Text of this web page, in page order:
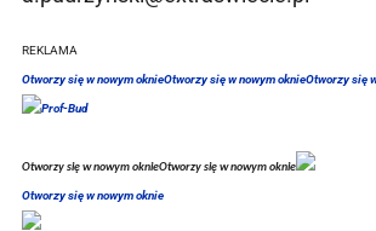
REKLAMA
Otworzy się w nowym oknieOtworzy się w nowym oknieOtworzy się
Otworzy się w nowym oknieOtworzy się w nowym oknie
Otworzy się w nowym oknie